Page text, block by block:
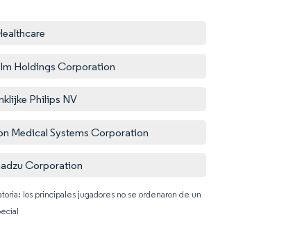
Holdings Corporation
Philips NV
Medical Systems Corporation
Corporation
los principales jugadores no se ordenaron de un